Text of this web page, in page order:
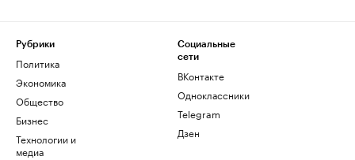
Рубрики
Политика
Экономика
Общество
Бизнес
Технологии и
медиа
Социальные
сети
ВКонтакте
Одноклассники
Telegram
Дзен